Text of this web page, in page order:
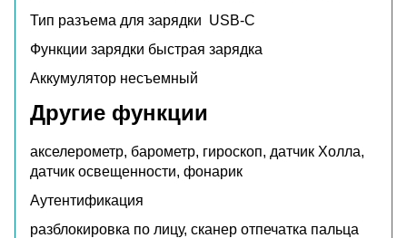
Тип разъема для зарядки USB-C
Функции зарядки быстрая зарядка
Аккумулятор несъемный
Другие функции
акселерометр, барометр, гироскоп, датчик Холла,
датчик освещенности, фонарик
Аутентификация
разблокировка по лицу, сканер отпечатка пальца